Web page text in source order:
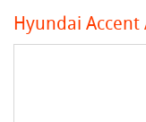
Hyundai